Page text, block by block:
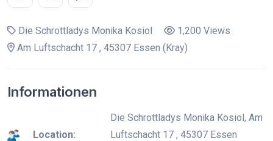
Die Schrottladys Monika Kosiol
1,200 Views
Am Luftschacht 17 , 45307 Essen (Kray)
Informationen
Location:
Die Schrottladys Monika Kosiol, Am
Luftschacht 17 , 45307 Essen